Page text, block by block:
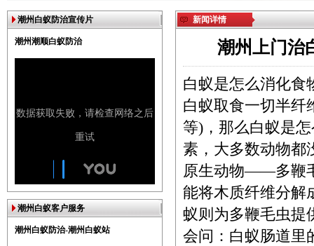
潮州白蚁防治宣传片
潮州潮顺白蚁防治
潮州白蚁客户服务
潮州白蚁防治-潮州白蚁站
新闻详情
潮州上门治
白蚁是怎么
白蚁取食一切半纤
等)，那么白蚁是
素，大多数动物都
原生动物——多鞭
能将木质纤维分解
蚁则为多鞭毛虫提
会问：白蚁肠道里